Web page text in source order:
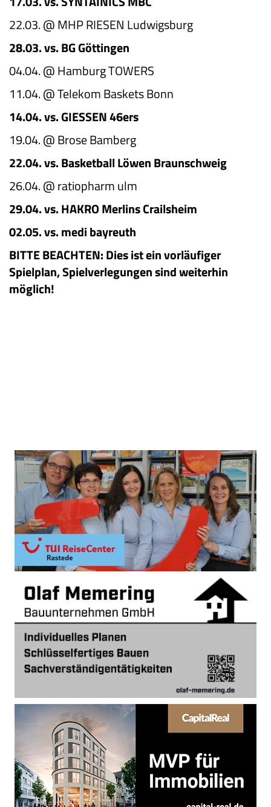
22.03. @ MHP RIESEN Ludwigsburg
28.03. vs. BG Göttingen
04.04. @ Hamburg TOWERS
11.04. @ Telekom Baskets Bonn
14.04. vs. GIESSEN 46ers
19.04. @ Brose Bamberg
22.04. vs. Basketball Löwen Braunschweig
26.04. @ ratiopharm ulm
29.04. vs. HAKRO Merlins Crailsheim
02.05. vs. medi bayreuth
BITTE BEACHTEN: Dies ist ein vorläufiger
Spielplan, Spielverlegungen sind weiterhin
möglich!